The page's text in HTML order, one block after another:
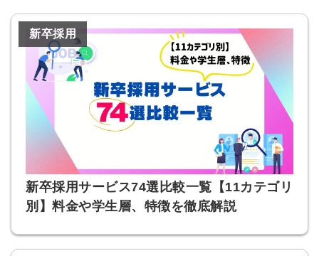
新卒採用
新卒採用サービス74選比較一覧【11カテゴリ
別】料金や学生層、特徴を徹底解説